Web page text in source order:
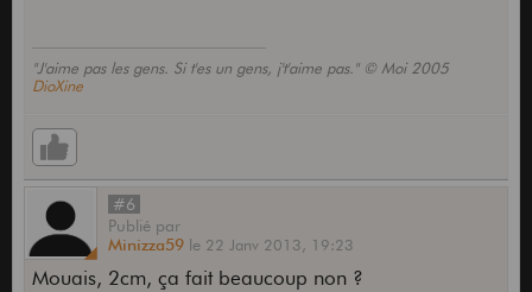
"J'aime pas les gens. Si t'es un gens, j't'aime pas." © Moi 2005
DioXine
#6
Publié par
Minizza59 le 22 Janv 2013, 19:23
Mouais, 2cm, ça fait beaucoup non ?